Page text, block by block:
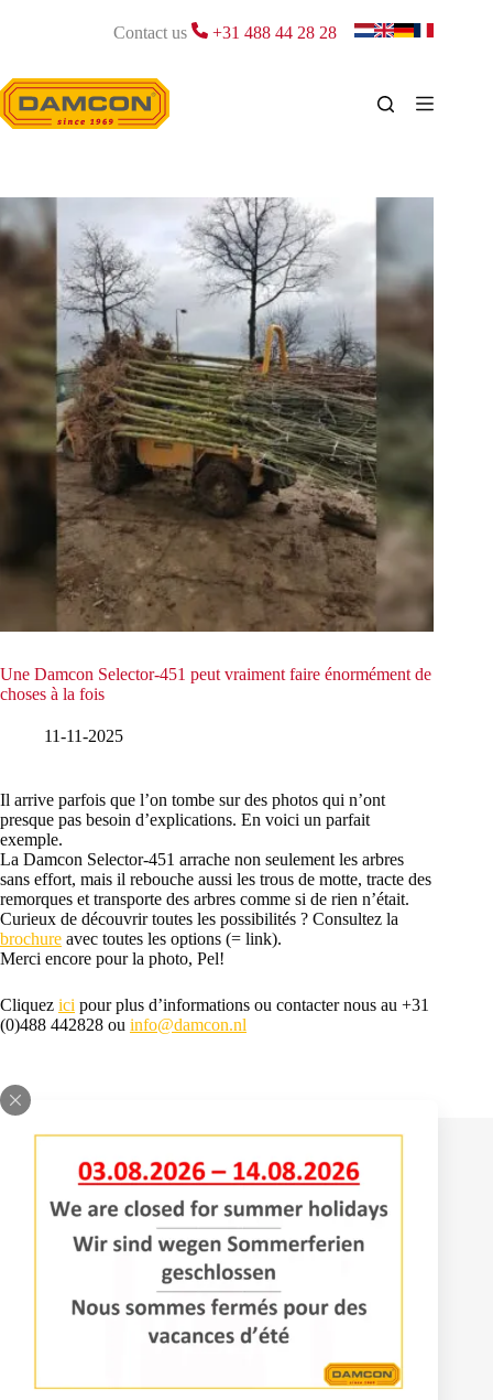
Contact us +31 488 44 28 28
Une Damcon Selector-451 peut vraiment faire énormément de
choses à la fois
11-11-2025
Il arrive parfois que l’on tombe sur des photos qui n’ont
presque pas besoin d’explications. En voici un parfait
exemple.
La Damcon Selector-451 arrache non seulement les arbres
sans effort, mais il rebouche aussi les trous de motte, tracte des
remorques et transporte des arbres comme si de rien n’était.
Curieux de découvrir toutes les possibilités ? Consultez la
brochure avec toutes les options (= link).
Merci encore pour la photo, Pel!
Cliquez ici pour plus d’informations ou contacter nous au +31
(0)488 442828 ou info@damcon.nl
Bomenlaan 2
4043 KD Opheusden
info@damcon.nl